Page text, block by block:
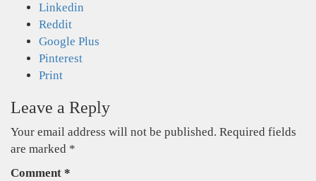
Linkedin
Reddit
Google Plus
Pinterest
Print
Leave a Reply
Your email address will not be published. Required fields
are marked *
Comment *